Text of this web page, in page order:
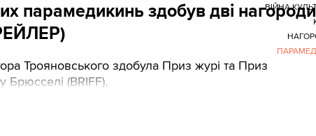
парамедикинь здобув дві нагороди
Трояновського здобула Приз журі та Приз
Брюсселі (BRIFF).
ВІЙНА